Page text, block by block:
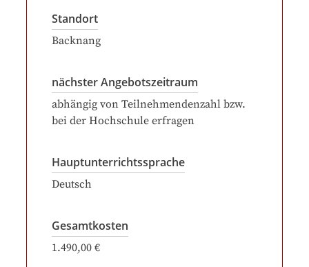
Standort
Backnang
nächster Angebotszeitraum
abhängig von Teilnehmendenzahl bzw.
bei der Hochschule erfragen
Hauptunterrichtssprache
Deutsch
Gesamtkosten
1.490,00 €